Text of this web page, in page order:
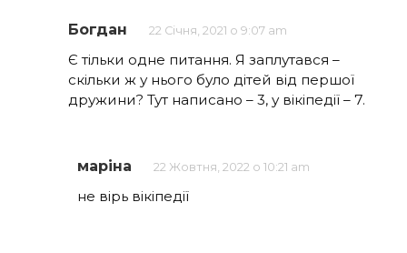
Богдан 22 Січня, 2021 о 9:07 am
Є тільки одне питання. Я заплутався –
скільки ж у нього було дітей від першої
дружини? Тут написано – 3, у вікіпедії – 7.
маріна 22 Жовтня, 2022 о 10:21 am
не вірь вікіпедії